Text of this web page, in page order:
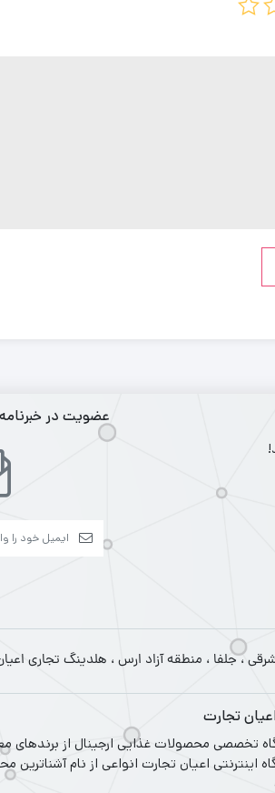
عضویت در خبرنامه
، جلفا ، منطقه آزاد ارس ، هلدینگ تجاری
تجارت
اینترنتی اعیان تجارت انواعی از نام